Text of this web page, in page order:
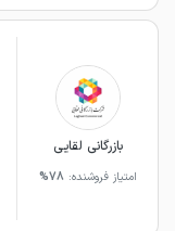
بازرگانی لقایی
امتیاز فروشنده: 78%